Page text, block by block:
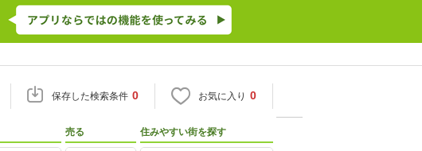
保存した検索条件 0 お気に入り 0
売る 住みやすい街を探す